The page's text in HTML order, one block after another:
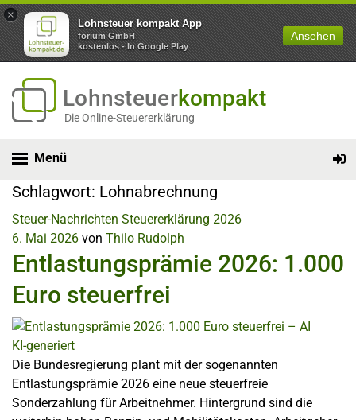
×
Lohnsteuer kompakt App
forium GmbH
kostenlos - In Google Play
Ansehen
Lohnsteuerkompakt
Die Online-Steuererklärung
Menü
Schlagwort: Lohnabrechnung
Steuer-Nachrichten Steuererklärung 2026
6. Mai 2026 von Thilo Rudolph
Entlastungsprämie 2026: 1.000
Euro steuerfrei
KI-generiert
Die Bundesregierung plant mit der sogenannten
Entlastungsprämie 2026 eine neue steuerfreie
Sonderzahlung für Arbeitnehmer. Hintergrund sind die